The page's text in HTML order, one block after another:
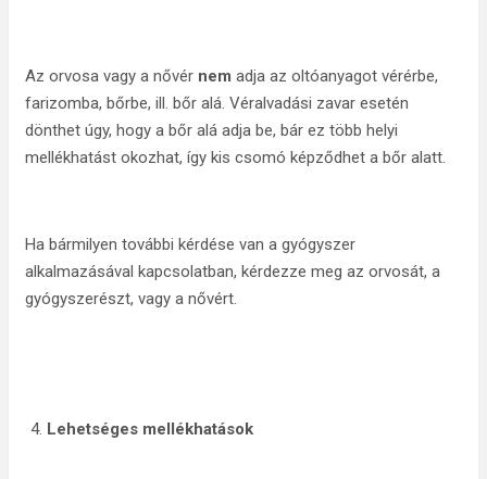
Az orvosa vagy a nővér nem adja az oltóanyagot vérérbe,
farizomba, bőrbe, ill. bőr alá. Véralvadási zavar esetén
dönthet úgy, hogy a bőr alá adja be, bár ez több helyi
mellékhatást okozhat, így kis csomó képződhet a bőr alatt.
Ha bármilyen további kérdése van a gyógyszer
alkalmazásával kapcsolatban, kérdezze meg az orvosát, a
gyógyszerészt, vagy a nővért.
Lehetséges mellékhatások